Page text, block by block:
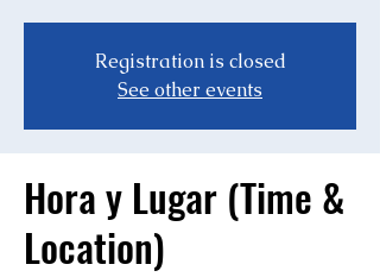
Registration is closed
See other events
Hora y Lugar (Time &
Location)